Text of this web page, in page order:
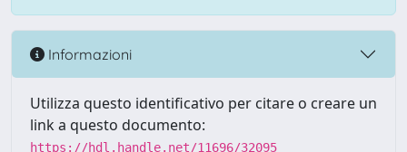
Informazioni
Utilizza questo identificativo per citare o creare un
link a questo documento:
https://hdl.handle.net/11696/32095